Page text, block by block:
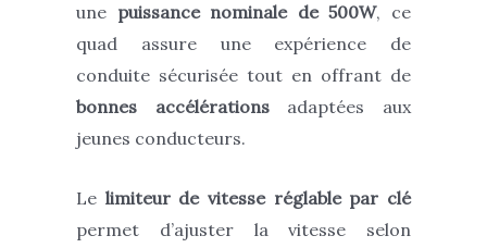
une puissance nominale de 500W, ce
quad assure une expérience de
conduite sécurisée tout en offrant de
bonnes accélérationsadaptées aux
jeunes conducteurs.
Le limiteur de vitesse réglable par clé
permet d’ajuster la vitesse selon